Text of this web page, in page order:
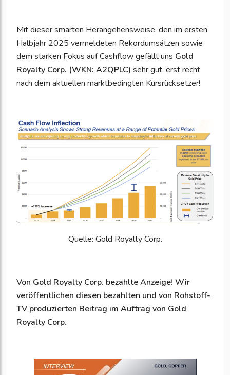
Mit dieser smarten Herangehensweise, den im ersten
Halbjahr 2025 vermeldeten Rekordumsätzen sowie
dem starken Fokus auf Cashflow gefällt uns Gold
Royalty Corp. (WKN: A2QPLC) sehr gut, erst recht
nach dem aktuellen marktbedingten Kursrücksetzer!
Quelle: Gold Royalty Corp.
Von Gold Royalty Corp. bezahlte Anzeige! Wir
veröffentlichen diesen bezahlten und von Rohstoff-
TV produzierten Beitrag im Auftrag von Gold
Royalty Corp.